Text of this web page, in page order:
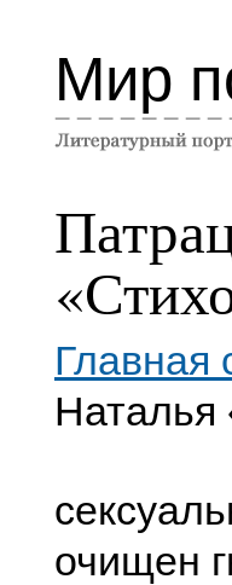
Мир
Главная
Наталья
очищен